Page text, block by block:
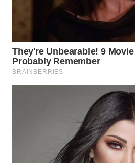
INFRASTRUKTUR
WAHANA
KONSUMEN